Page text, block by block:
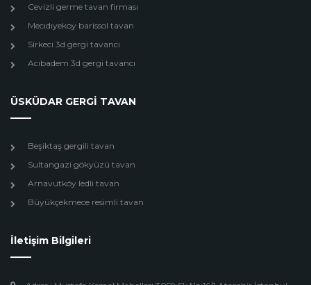
Cevizli germe tavan firması
Mecıdıyekoy barissol tavan
Sirkeci 3d gergi tavancı
Acıbadem 3d gergi tavancı
ÜSKÜDAR GERGİ TAVAN
Beşiktaş gergili tavan
Sultangazi gökyüzü tavan
Arnavutköy ledli tavan
Büyükçekmece resimli tavan
İletişim Bilgileri